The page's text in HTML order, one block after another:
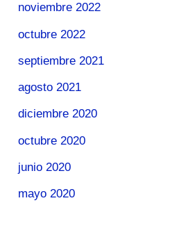
noviembre 2022
octubre 2022
septiembre 2021
agosto 2021
diciembre 2020
octubre 2020
junio 2020
mayo 2020